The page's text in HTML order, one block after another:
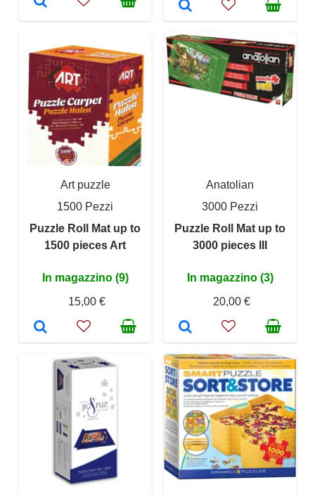
Art puzzle
1500 Pezzi
Puzzle Roll Mat up to
1500 pieces Art
In magazzino (9)
15,00 €
Anatolian
3000 Pezzi
Puzzle Roll Mat up to
3000 pieces III
In magazzino (3)
20,00 €